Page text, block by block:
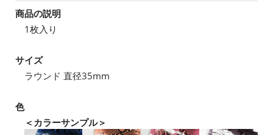
商品の説明
1枚入り
サイズ
ラウンド 直径35mm
色
＜カラーサンプル＞